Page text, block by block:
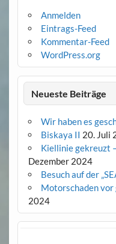
Anmelden
Eintrags-Feed
Kommentar-Feed
WordPress.org
Neueste Beiträge
Wir haben es
Biskaya II 20. Juli
Kiellinie gekreuzt
Dezember 2024
Besuch auf der
Motorschaden
2024